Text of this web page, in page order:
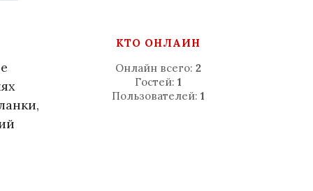
КТО ОНЛАЙН
Онлайн всего: 2
Гостей: 1
Пользователей: 1